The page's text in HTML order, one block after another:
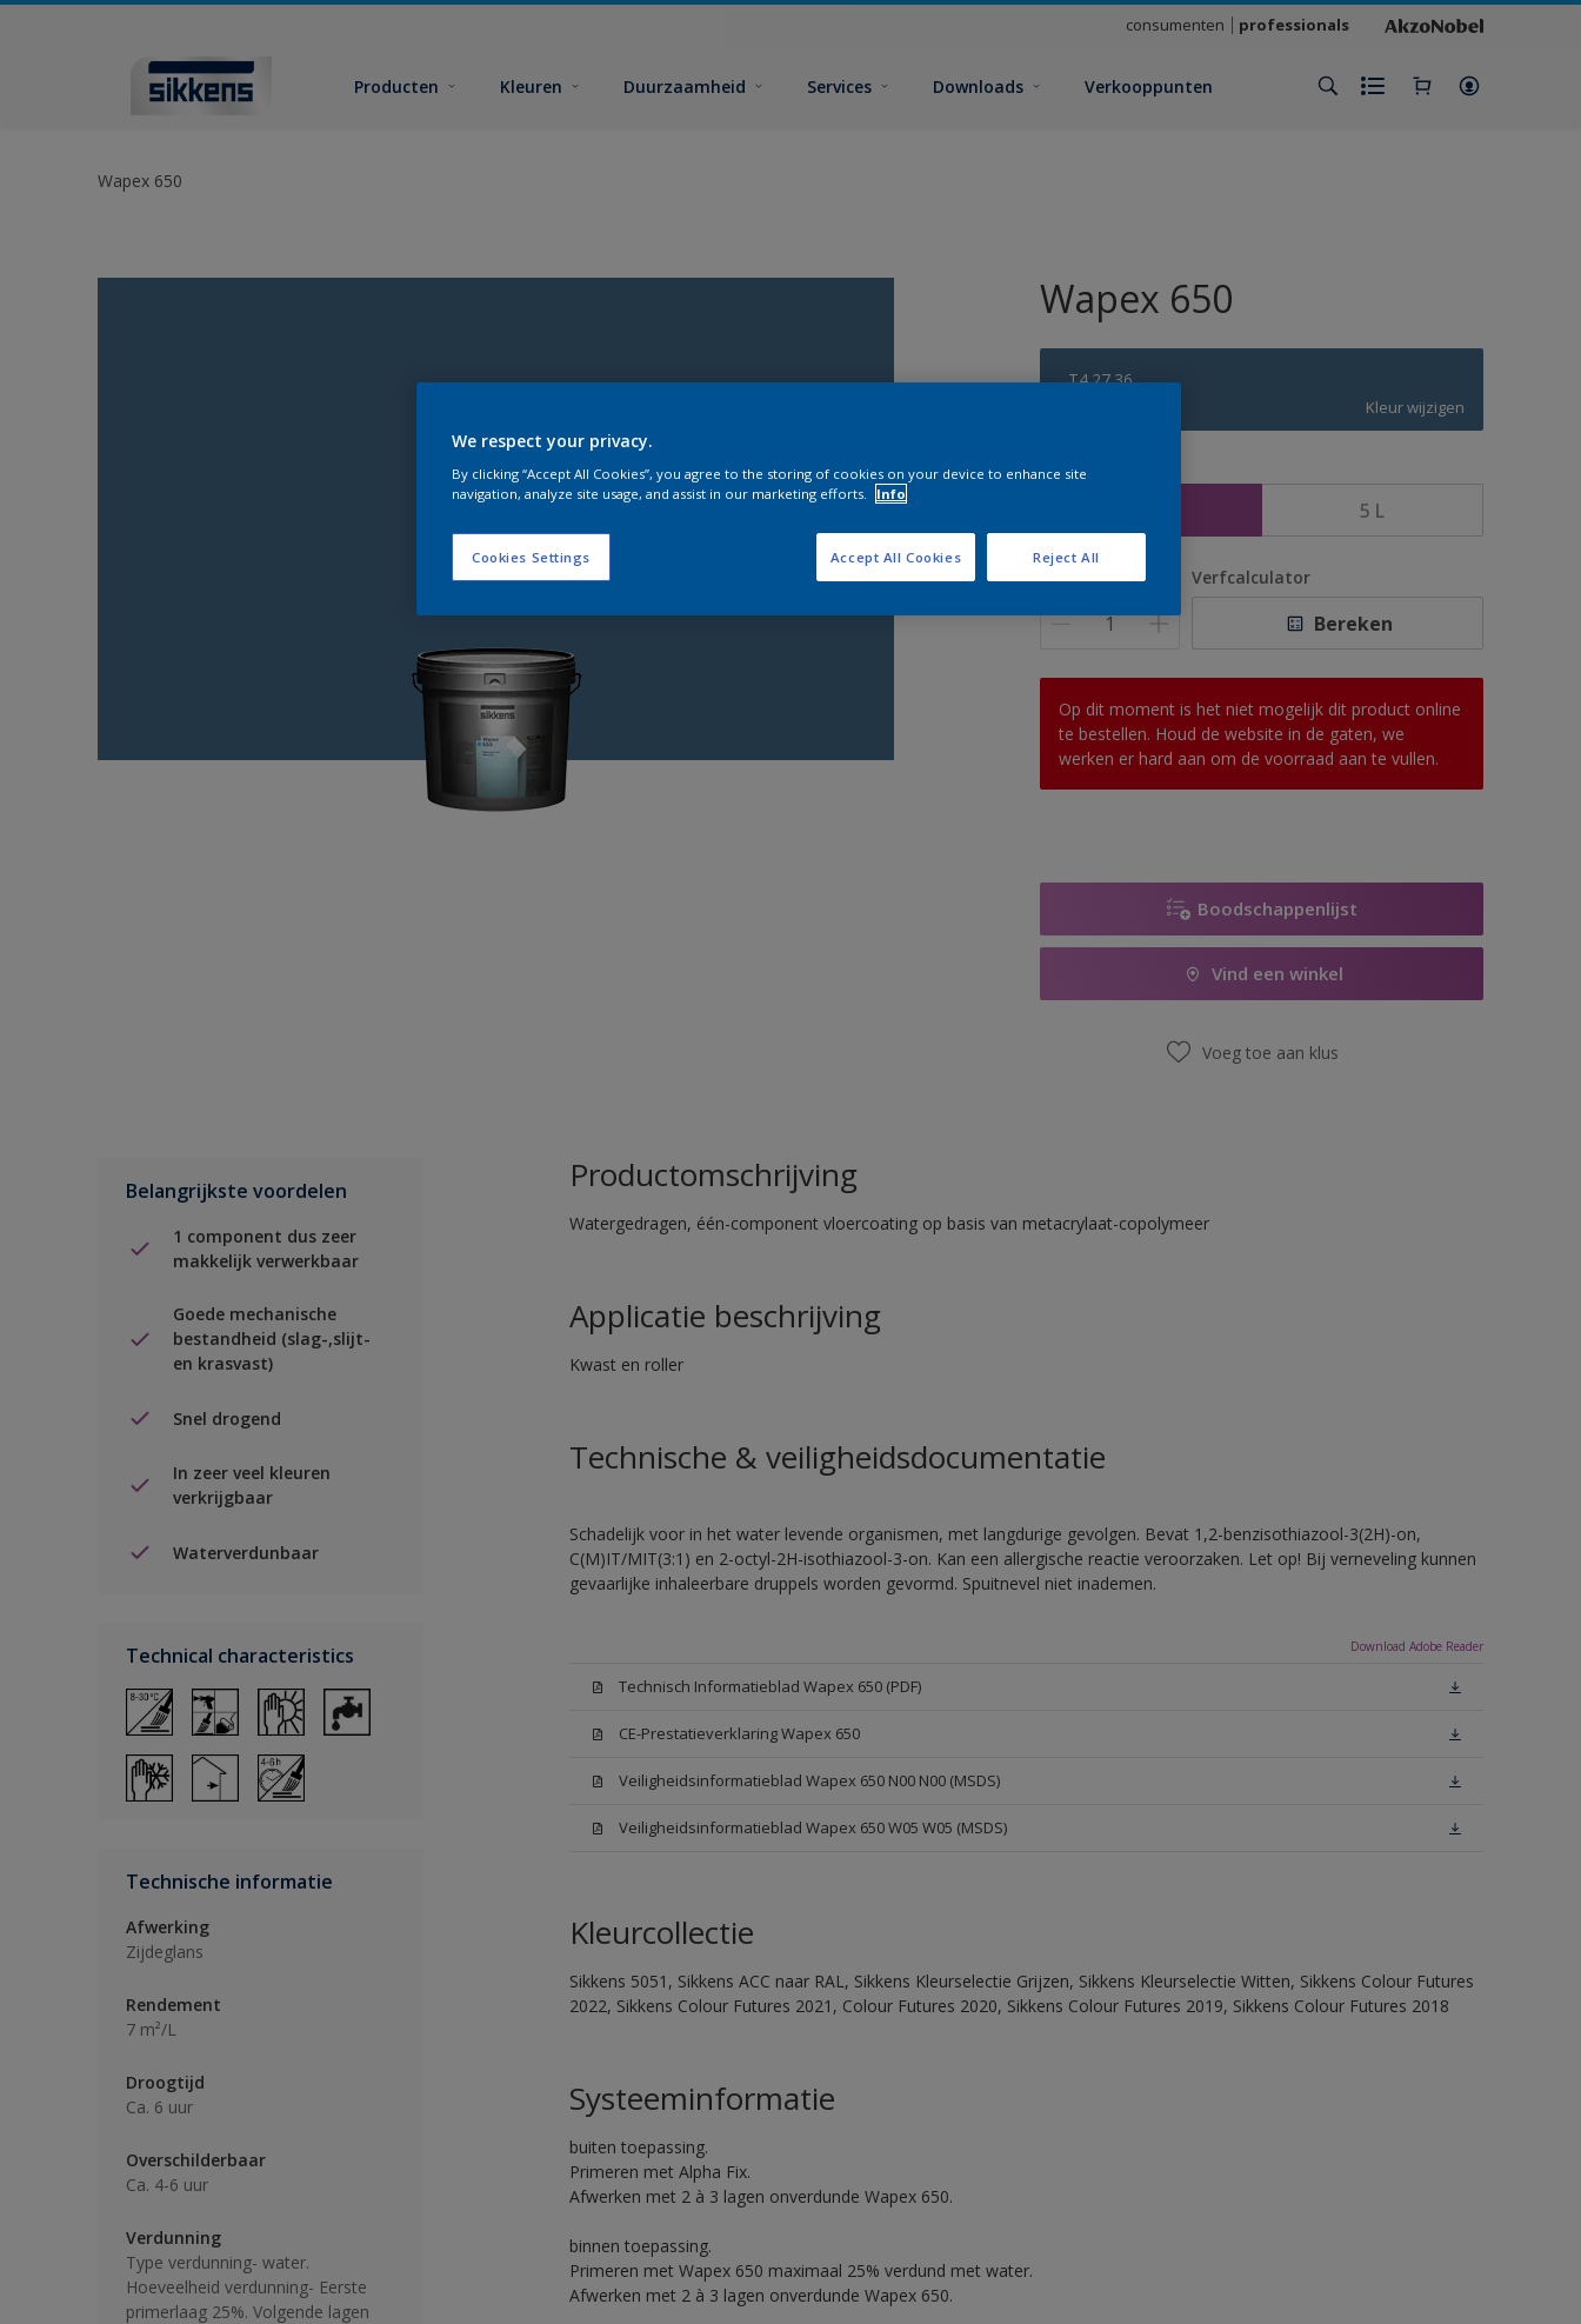
consumenten professionals
Producten Kleuren Duurzaamheid Services Downloads Verkooppunten
Wapex 650
Wapex 650
T4.27.36
Kleur wijzigen
Grootte
5 L
Aantal Verfcalculator
Bereken
Op dit moment is het niet mogelijk dit product online
te bestellen. Houd de website in de gaten, we
werken er hard aan om de voorraad aan te vullen.
Boodschappenlijst
Vind een winkel
Voeg toe aan klus
Belangrijkste voordelen
1 component dus zeer
makkelijk verwerkbaar
Goede mechanische
bestandheid (slag-,slijt-
en krasvast)
Snel drogend
In zeer veel kleuren
verkrijgbaar
Waterverdunbaar
Technical characteristics
Technische informatie
Afwerking
Zijdeglans
Rendement
7 m²/L
Droogtijd
Ca. 6 uur
Overschilderbaar
Ca. 4-6 uur
Verdunning
Type verdunning- water.
Hoeveelheid verdunning- Eerste
primerlaag 25%. Volgende lagen
Productomschrijving
Watergedragen, één-component vloercoating op basis van metacrylaat-copolymeer
Applicatie beschrijving
Kwast en roller
Technische & veiligheidsdocumentatie
Schadelijk voor in het water levende organismen, met langdurige gevolgen. Bevat 1,2-benzisothiazool-3(2H)-on,
C(M)IT/MIT(3:1) en 2-octyl-2H-isothiazool-3-on. Kan een allergische reactie veroorzaken. Let op! Bij verneveling kunnen
gevaarlijke inhaleerbare druppels worden gevormd. Spuitnevel niet inademen.
Download Adobe Reader
Technisch Informatieblad Wapex 650 (PDF)
CE-Prestatieverklaring Wapex 650
Veiligheidsinformatieblad Wapex 650 N00 N00 (MSDS)
Veiligheidsinformatieblad Wapex 650 W05 W05 (MSDS)
Kleurcollectie
Sikkens 5051, Sikkens ACC naar RAL, Sikkens Kleurselectie Grijzen, Sikkens Kleurselectie Witten, Sikkens Colour Futures
2022, Sikkens Colour Futures 2021, Colour Futures 2020, Sikkens Colour Futures 2019, Sikkens Colour Futures 2018
Systeeminformatie
buiten toepassing.
Primeren met Alpha Fix.
Afwerken met 2 à 3 lagen onverdunde Wapex 650.
binnen toepassing.
Primeren met Wapex 650 maximaal 25% verdund met water.
Afwerken met 2 à 3 lagen onverdunde Wapex 650.
We respect your privacy.
By clicking “Accept All Cookies”, you agree to the storing of cookies on your device to enhance site
navigation, analyze site usage, and assist in our marketing efforts.
Info
Cookies Settings Reject All
Accept All Cookies